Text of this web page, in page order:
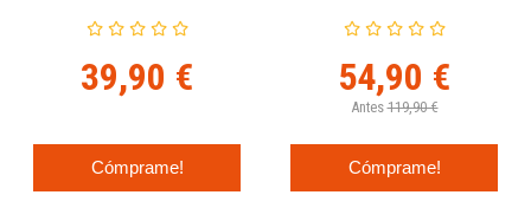
39,90 €
Cómprame!
54,90 €
Antes 119,90 €
Cómprame!